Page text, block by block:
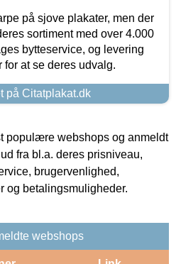
på sjove plakater, men der
sortiment med over 4.000
bytteservice, og levering
at se deres udvalg.
på Citatplakat.dk
populære webshops og anmeldt
fra bl.a. deres prisniveau,
brugervenlighed,
og betalingsmuligheder.
webshops